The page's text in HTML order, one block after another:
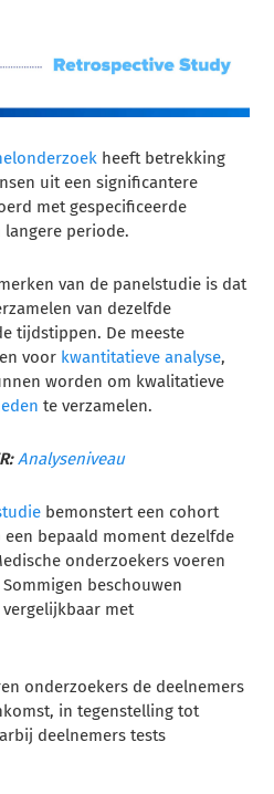
heeft betrekking
uit een significantere
met gespecificeerde
periode.
van de panelstudie is dat
van dezelfde
tijdstippen. De meeste
voor kwantitatieve analyse,
worden om kwalitatieve
te verzamelen.
Analyseniveau
bemonstert een cohort
bepaald moment dezelfde
onderzoekers voeren
beschouwen
met
onderzoekers de deelnemers
in tegenstelling tot
deelnemers tests